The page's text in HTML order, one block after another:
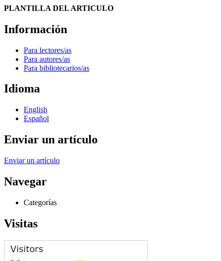
PLANTILLA DEL ARTICULO
Información
Para lectores/as
Para autores/as
Para bibliotecarios/as
Idioma
English
Español
Enviar un artículo
Enviar un artículo
Navegar
Categorías
Visitas